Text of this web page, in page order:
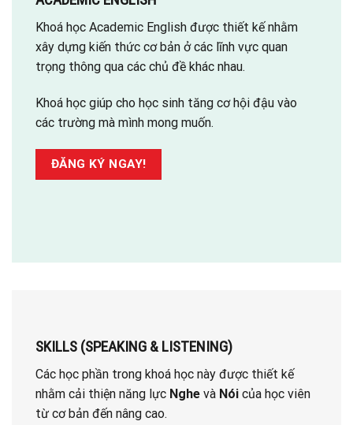
Khoá học Academic English được thiết kế nhằm
xây dựng kiến thức cơ bản ở các lĩnh vực quan
trọng thông qua các chủ đề khác nhau.
Khoá học giúp cho học sinh tăng cơ hội đậu vào
các trường mà mình mong muốn.
ĐĂNG KÝ NGAY!
SKILLS (SPEAKING & LISTENING)
Các học phần trong khoá học này được thiết kế
nhằm cải thiện năng lực Nghe và Nói của học viên
từ cơ bản đến nâng cao.